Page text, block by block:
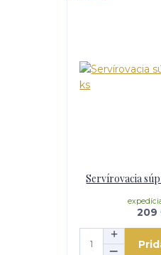
Servírovacia
209